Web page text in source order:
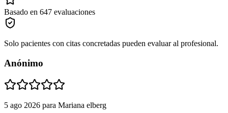
Basado en 647 evaluaciones
Solo pacientes con citas concretadas pueden evaluar al profesional.
Anónimo
5 ago 2026 para Mariana elberg